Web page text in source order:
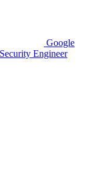
Google
Engineer